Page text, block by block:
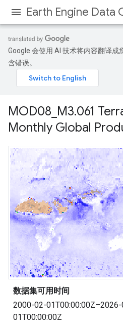
Earth Engine Data
Google 会使用 AI 技术将内容翻译成
含错误。
MOD08 M3.061
Monthly Global
数据集可用时间
2000-02-
01T00:00:00Z